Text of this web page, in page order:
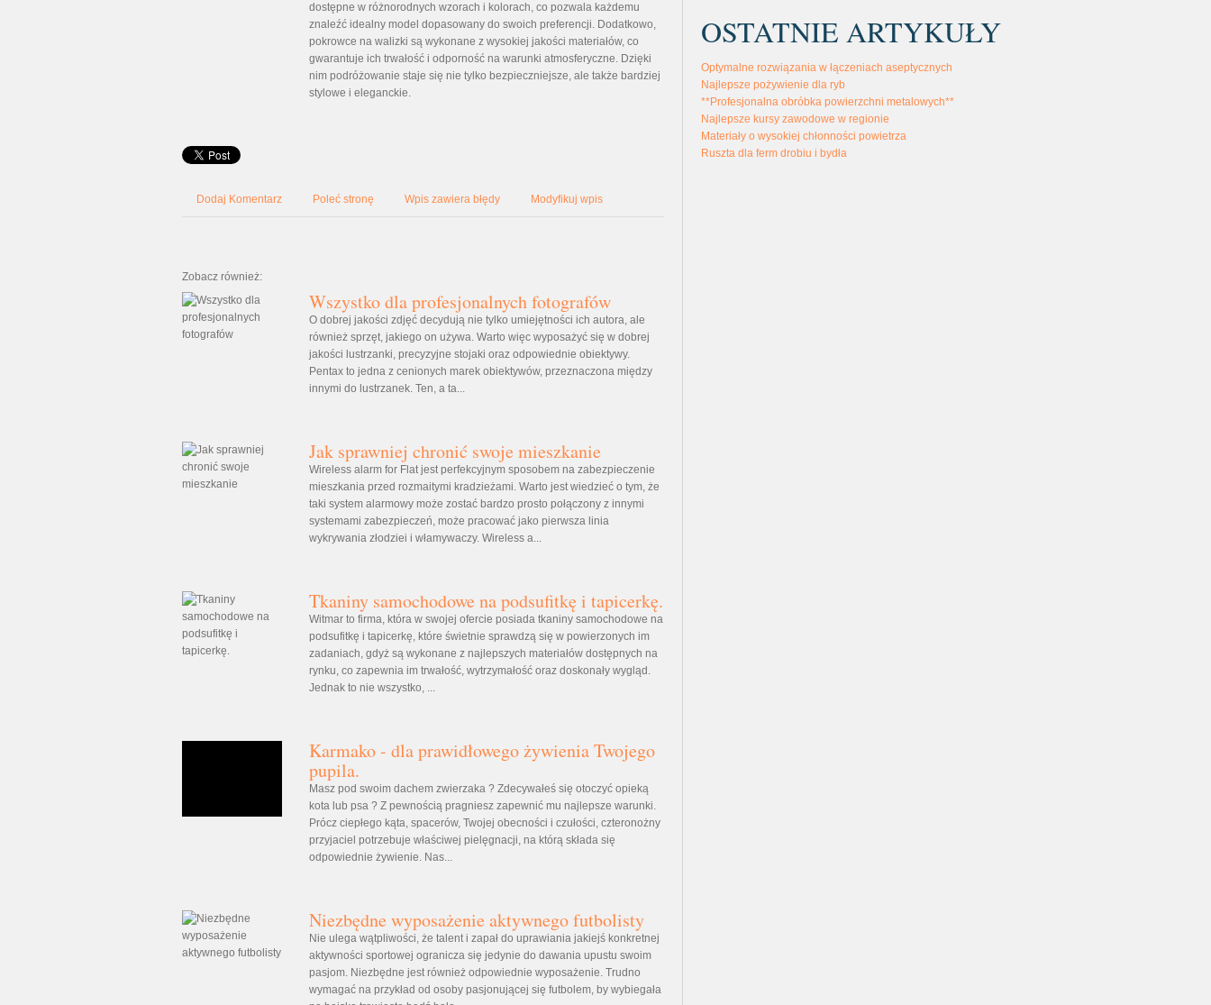
dostępne w różnorodnych wzorach i kolorach, co pozwala każdemu
znaleźć idealny model dopasowany do swoich preferencji. Dodatkowo,
pokrowce na walizki są wykonane z wysokiej jakości materiałów, co
gwarantuje ich trwałość i odporność na warunki atmosferyczne. Dzięki
nim podróżowanie staje się nie tylko bezpieczniejsze, ale także bardziej
stylowe i eleganckie.
Dodaj Komentarz Poleć stronę Wpis zawiera błędy Modyfikuj wpis
Zobacz również:
Wszystko dla profesjonalnych fotografów
O dobrej jakości zdjęć decydują nie tylko umiejętności ich autora, ale
również sprzęt, jakiego on używa. Warto więc wyposażyć się w dobrej
jakości lustrzanki, precyzyjne stojaki oraz odpowiednie obiektywy.
Pentax to jedna z cenionych marek obiektywów, przeznaczona między
innymi do lustrzanek. Ten, a ta...
Jak sprawniej chronić swoje mieszkanie
Wireless alarm for Flat jest perfekcyjnym sposobem na zabezpieczenie
mieszkania przed rozmaitymi kradzieżami. Warto jest wiedzieć o tym, że
taki system alarmowy może zostać bardzo prosto połączony z innymi
systemami zabezpieczeń, może pracować jako pierwsza linia
wykrywania złodziei i włamywaczy. Wireless a...
Tkaniny samochodowe na podsufitkę i tapicerkę.
Witmar to firma, która w swojej ofercie posiada tkaniny samochodowe na
podsufitkę i tapicerkę, które świetnie sprawdzą się w powierzonych im
zadaniach, gdyż są wykonane z najlepszych materiałów dostępnych na
rynku, co zapewnia im trwałość, wytrzymałość oraz doskonały wygląd.
Jednak to nie wszystko, ...
Karmako - dla prawidłowego żywienia Twojego
pupila.
Masz pod swoim dachem zwierzaka ? Zdecywałeś się otoczyć opieką
kota lub psa ? Z pewnością pragniesz zapewnić mu najlepsze warunki.
Prócz ciepłego kąta, spacerów, Twojej obecności i czułości, czteronożny
przyjaciel potrzebuje właściwej pielęgnacji, na którą składa się
odpowiednie żywienie. Nas...
Niezbędne wyposażenie aktywnego futbolisty
Nie ulega wątpliwości, że talent i zapał do uprawiania jakiejś konkretnej
aktywności sportowej ogranicza się jedynie do dawania upustu swoim
pasjom. Niezbędne jest również odpowiednie wyposażenie. Trudno
wymagać na przykład od osoby pasjonującej się futbolem, by wybiegała
OSTATNIE ARTYKUŁY
Optymalne rozwiązania w łączeniach aseptycznych
Najlepsze pożywienie dla ryb
**Profesjonalna obróbka powierzchni metalowych**
Najlepsze kursy zawodowe w regionie
Materiały o wysokiej chłonności powietrza
Ruszta dla ferm drobiu i bydła